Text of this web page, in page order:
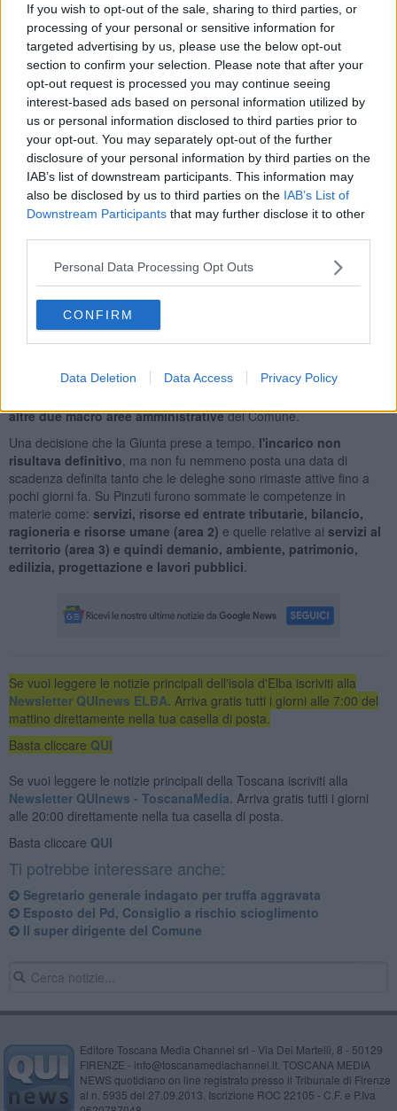
If you wish to opt-out of the sale, sharing to third parties, or
processing of your personal or sensitive information for
targeted advertising by us, please use the below opt-out
section to confirm your selection. Please note that after your
opt-out request is processed you may continue seeing
interest-based ads based on personal information utilized by
us or personal information disclosed to third parties prior to
your opt-out. You may separately opt-out of the further
disclosure of your personal information by third parties on the
IAB’s list of downstream participants. This information may
also be disclosed by us to third parties on the IAB’s List of
Downstream Participants that may further disclose it to other
Personal Data Processing Opt Outs
CONFIRM
Data Deletion Data Access Privacy Policy
passa al Comune diMontecatini Val di Cecina(PI), nel febbraio
1991 consegue la qualifica di Segretario Comunale “Capo” e presta
servizio nei Comuni diChianni, Montecatini Val di Cecina, Lari,
Fauglia, Volterra, Castelnuovo Val di Cecina, Bientina,
Monteverdi, Crespina e Casale Marittimo.
La sua carriera continua fino ad essere nominato Segretario
Generale del Comune di
Massarosa
(LU) nell' aprile 2004, ma il
salto lo fa con il Comune diSavonadal 1 ottobre 2006 che tiene
fino a quando non viene nominatoSegretario Generale del
Comune di Parma nel 200 8. Ci resta quattro anni perchè
dall'aprile 2012 riveste l’incarico di Segretario e Direttore Generale
dellaProvincia di Imperia, con la direzione dei settori
programmazione e controllo, attività strategica.
Il suo riavvicinamento alla Toscana comincia l'anno dopo facendo
tappa a Pratoper approdarenell'agosto 2014 a Portoferraio
posto di Maria Bisogno.
Qui ci mette poco più di cinque mesi per prendere in mano
letteralmente ogni aspetto organizzativo e amministrativo del
febbraio gli vengono consegnatedalla giunta portoferraiese le
altre due macro aree amministrativedel Comune.
Una decisione che la Giunta prese a tempo, l'incarico non
risultava definitivo , ma non fu nemmeno posta una data di
scadenza definita tanto che le deleghe sono rimaste attive fino a
pochi giorni fa. Su Pinzuti furono sommate le competenze in
materie come: servizi, risorse ed entrate tributarie, bilancio,
ragioneria e risorse umane (area 2) e quelle relative ai servizi al
territorio (area 3) e quindi demanio, ambiente, patrimonio,
edilizia, progettazione e lavori pubblici
Se vuoi leggere le notizie principali dell'isola d'Elba iscriviti alla
Newsletter QUInews ELBA. Arriva gratis tutti i giorni alle 7:00 del
mattino direttamente nella tua casella di posta.
Basta cliccare QUI
Se vuoi leggere le notizie principali della Toscana iscriviti alla
Newsletter QUInews - ToscanaMedia. Arriva gratis tutti i giorni
alle 20:00 direttamente nella tua casella di posta.
Basta cliccare QUI
Ti potrebbe interessare anche:
Segretario generale indagato per truffa aggravata
Esposto del Pd, Consiglio a rischio scioglimento
Il super dirigente del Comune
Editore Toscana Media Channel srl - Via Dei Martelli, 8 - 50129
FIRENZE - info@toscanamediachannel.it. TOSCANA MEDIA
NEWS quotidiano on line registrato presso il Tribunale di Firenze
al n. 5935 del 27.09.2013. Iscrizione ROC 22105 - C.F. e P.Iva